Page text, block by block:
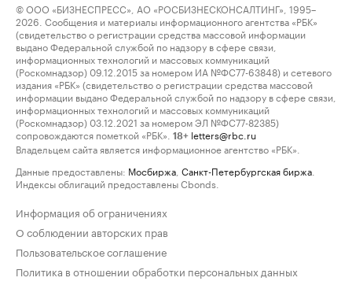
© ООО «БИЗНЕСПРЕСС», АО «РОСБИЗНЕСКОНСАЛТИНГ», 1995–
2026. Сообщения и материалы информационного агентства «РБК»
(свидетельство о регистрации средства массовой информации
выдано Федеральной службой по надзору в сфере связи,
информационных технологий и массовых коммуникаций
(Роскомнадзор) 09.12.2015 за номером ИА №ФС77-63848) и сетевого
издания «РБК» (свидетельство о регистрации средства массовой
информации выдано Федеральной службой по надзору в сфере связи,
информационных технологий и массовых коммуникаций
(Роскомнадзор) 03.12.2021 за номером ЭЛ №ФС77-82385)
сопровождаются пометкой «РБК».
18+ letters@rbc.ru
Владельцем сайта является информационное агентство «РБК».
Данные предоставлены: Мосбиржа Санкт-Петербургская биржа
Индексы облигаций предоставлены Cbonds.
Информация об ограничениях
О соблюдении авторских прав
Пользовательское соглашение
Политика в отношении обработки персональных данных